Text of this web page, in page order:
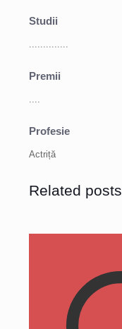
Studii
..............
Premii
....
Profesie
Actriță
Related posts